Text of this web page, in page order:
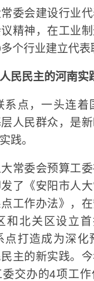
会建设行业代
精神，在工业
个行业建立代表
民民主的河南实
点，一头连着
人民群众，是
践。
委会预算工委
了《安阳市人
工作办法》，在
和北关区设立
点打造成为深化
主的新实践。
交办的4项工